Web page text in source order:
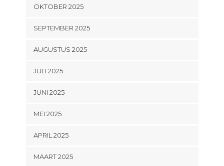
OKTOBER 2025
SEPTEMBER 2025
AUGUSTUS 2025
JULI 2025
JUNI 2025
MEI 2025
APRIL 2025
MAART 2025